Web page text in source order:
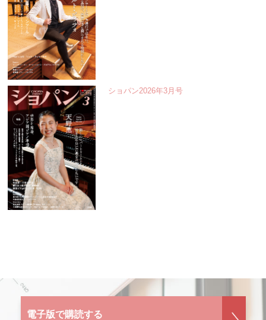
ショパン2026年3月号
電子版で購読する